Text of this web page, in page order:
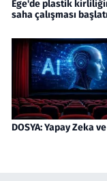
Ege'de plastik
saha çalışması
DOSYA: Yapay Zeka